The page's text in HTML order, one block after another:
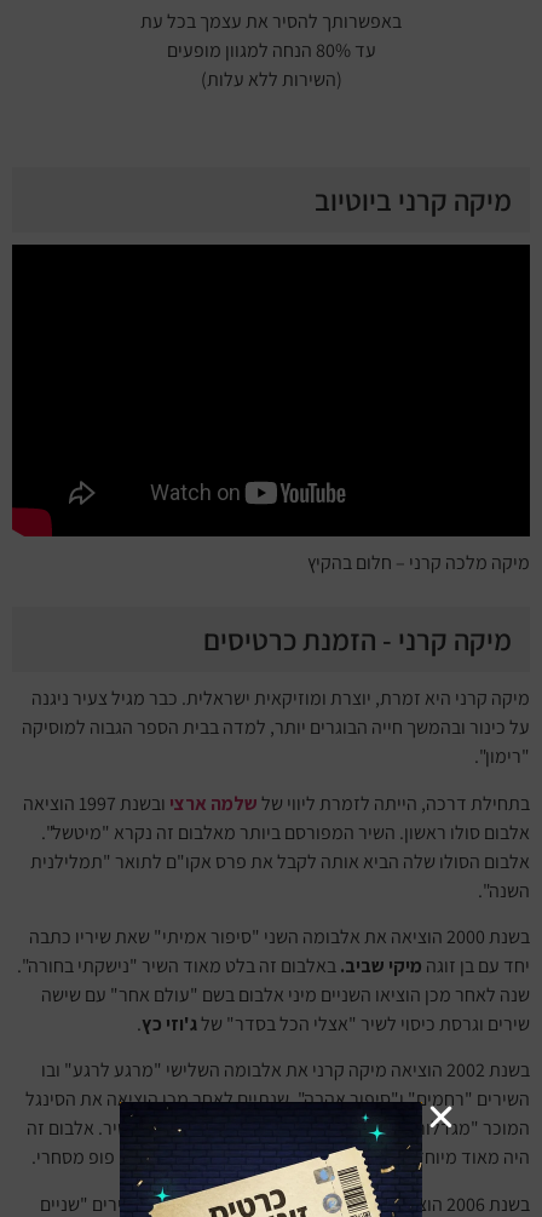
באפשרותך להסיר את עצמך בכל עת
עד 80% הנחה למגוון מופעים
(השירות ללא עלות)
מיקה קרני ביוטיוב
מיקה מלכה קרני – חלום בהקיץ
מיקה קרני - הזמנת כרטיסים
מיקה קרני היא זמרת, יוצרת ומוזיקאית ישראלית. כבר מגיל צעיר ניגנה
על כינור ובהמשך חייה הבוגרים יותר, למדה בבית הספר הגבוה למוסיקה
"רימון".
בתחילת דרכה, הייתה לזמרת ליווי שלשלמה ארצי
ובשנת 1997 הוציאה
אלבום סולו ראשון. השיר המפורסם ביותר מאלבום זה נקרא "מיטשל".
אלבום הסולו שלה הביא אותה לקבל את פרס אקו"ם לתואר "תמלילנית
השנה".
בשנת 2000 הוציאה את אלבומה השני "סיפור אמיתי" שאת שיריו כתבה
יחד עם בן זוגה מיקי שביב.באלבום זה בלט מאוד השיר "נישקתי בחורה".
שנה לאחר מכן הוציאו השניים מיני אלבום בשם "עולם אחר" עם שישה
שירים וגרסת כיסוי לשיר "אצלי הכל בסדר" שלג'וזי כץ.
בשנת 2002 הוציאה מיקה קרני את אלבומה השלישי "מרגע לרגע" ובו
השירים "רחמים" ו"סיפור אהבה". שנתיים לאחר מכן הוציאה את הסינגל
המוכר "מגדלור" ומיד אחריו אלבום נוסף הקרוי על שם השיר. אלבום זה
היה מאוד מיוחד וכלל שימוש במוסיקה אלקטרונית יחד עם פופ מסחרי.
בשנת 2006 הוציאה אלבום נוסף בשם "פשוט וטוב" עם השירים "שניים